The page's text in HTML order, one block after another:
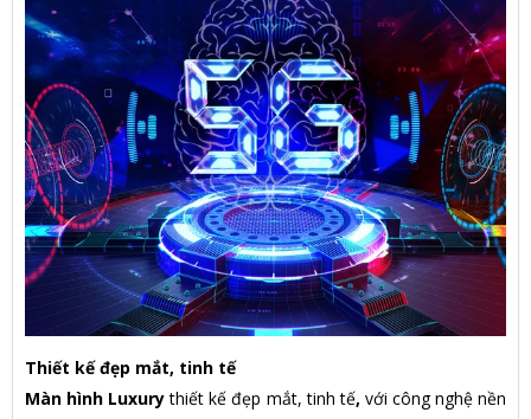
Thiết kế đẹp mắt, tinh tế
Màn hình Luxurythiết kế đẹp mắt, tinh tế, với công nghệ nền